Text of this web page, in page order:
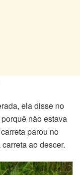
ela disse no
não estava
parou no
ao descer.